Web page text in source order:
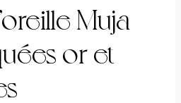
Muja
or et